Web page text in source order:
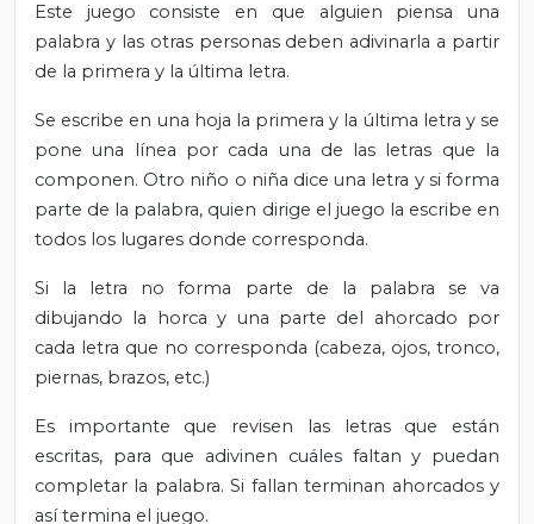
Este juego consiste en que alguien piensa una
palabra y las otras personas deben adivinarla a partir
de la primera y la última letra.
Se escribe en una hoja la primera y la última letra y se
pone una línea por cada una de las letras que la
componen. Otro niño o niña dice una letra y si forma
parte de la palabra, quien dirige el juego la escribe en
todos los lugares donde corresponda.
Si la letra no forma parte de la palabra se va
dibujando la horca y una parte del ahorcado por
cada letra que no corresponda (cabeza, ojos, tronco,
piernas, brazos, etc.)
Es importante que revisen las letras que están
escritas, para que adivinen cuáles faltan y puedan
completar la palabra. Si fallan terminan ahorcados y
así termina el juego.